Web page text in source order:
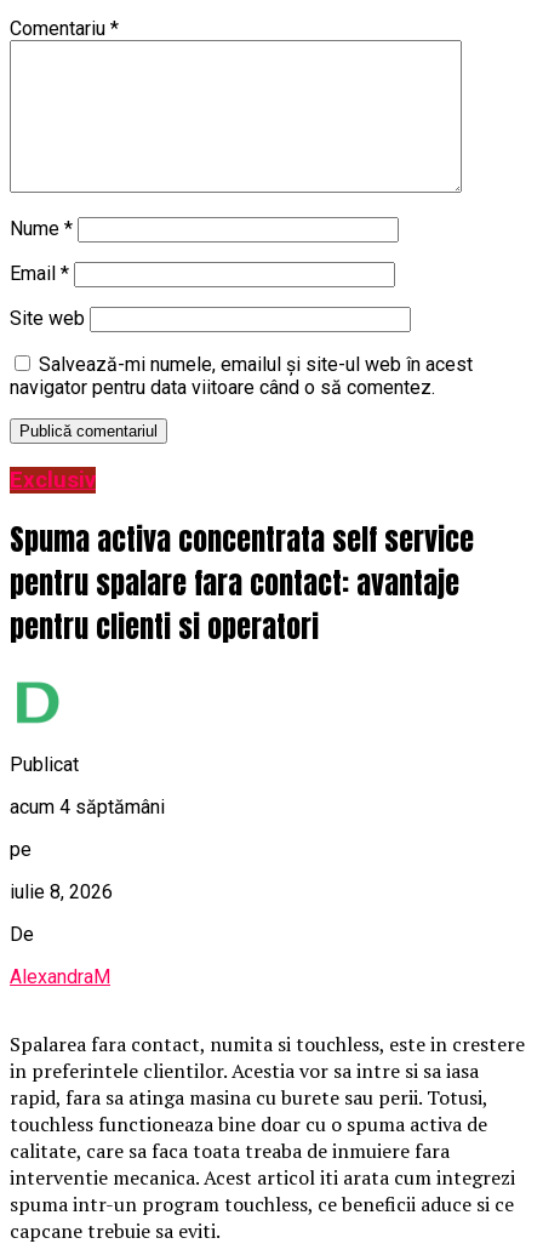
Comentariu *
Nume *
Email *
Site web
Salvează-mi numele, emailul și site-ul web în acest
navigator pentru data viitoare când o să comentez.
Exclusiv
Spuma activa concentrata self service
pentru spalare fara contact: avantaje
pentru clienti si operatori
Publicat
acum 4 săptămâni
pe
iulie 8, 2026
De
AlexandraM
Spalarea fara contact, numita si touchless, este in crestere
in preferintele clientilor. Acestia vor sa intre si sa iasa
rapid, fara sa atinga masina cu burete sau perii. Totusi,
touchless functioneaza bine doar cu o spuma activa de
calitate, care sa faca toata treaba de inmuiere fara
interventie mecanica. Acest articol iti arata cum integrezi
spuma intr-un program touchless, ce beneficii aduce si ce
capcane trebuie sa eviti.